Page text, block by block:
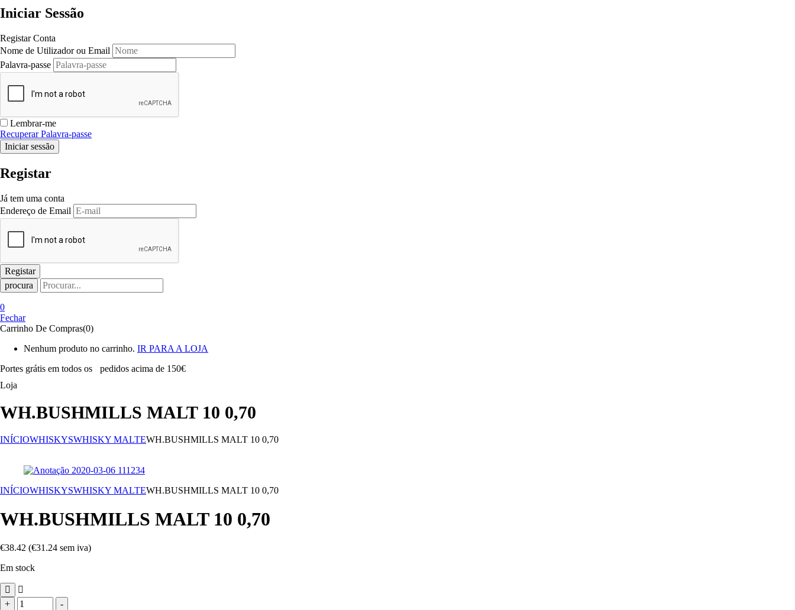
Iniciar Sessão
Registar Conta
Nome de Utilizador ou Email
Palavra-passe
Lembrar-me
Recuperar Palavra-passe
Registar
Já tem uma conta
Endereço de Email
procura
0
Fechar
Carrinho De Compras(0)
Nenhum produto no carrinho. IR PARA A LOJA
Portes grátis em todos os
pedidos acima de 150€
Loja
WH.BUSHMILLS MALT 10 0,70
INÍCIOWHISKYSWHISKY MALTEWH.BUSHMILLS MALT 10 0,70
INÍCIOWHISKYSWHISKY MALTEWH.BUSHMILLS MALT 10 0,70
WH.BUSHMILLS MALT 10 0,70
€38.42 (€31.24 sem iva)
Em stock
+
Quantidade -